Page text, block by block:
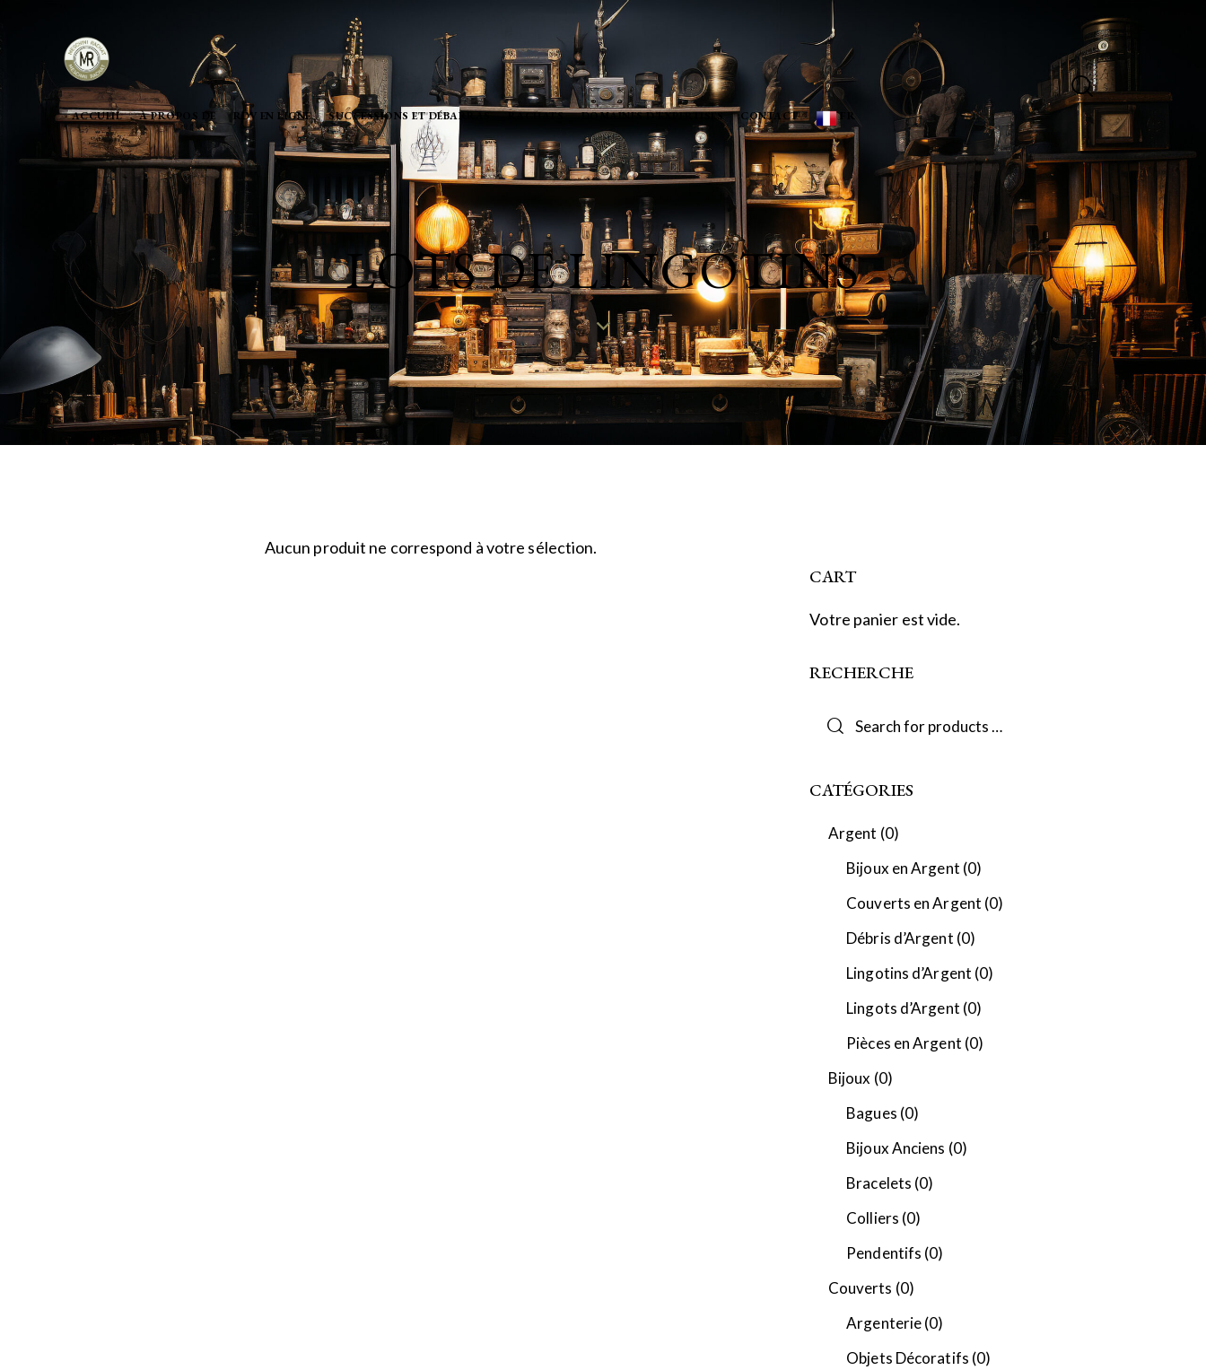
ACCUEIL À PROPOS DE RDV EN LIGNE SUCCESSIONS ET DÉBARRAS RACHATS DOMAINES D’EXPERTISES CONTACT FR
LOTS DE LINGOTINS
Aucun produit ne correspond à votre sélection.
CART
Votre panier est vide.
RECHERCHE
CATÉGORIES
Argent (0)
Bijoux en Argent (0)
Couverts en Argent (0)
Débris d’Argent (0)
Lingotins d’Argent (0)
Lingots d’Argent (0)
Pièces en Argent (0)
Bijoux (0)
Bagues (0)
Bijoux Anciens (0)
Bracelets (0)
Colliers (0)
Pendentifs (0)
Couverts (0)
Argenterie(0)
Objets Décoratifs (0)